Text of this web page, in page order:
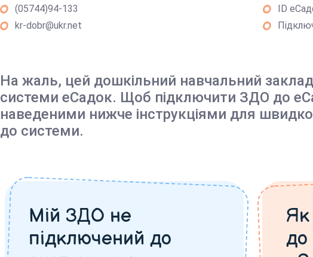
(05744)94-133
kr-dobr@ukr.net
ID
На жаль, цей дошкільний навчальний
системи еСадок. Щоб підключити ЗДО до
наведеними нижче інструкціями для
до системи.
Мій ЗДО не
підключений до
до